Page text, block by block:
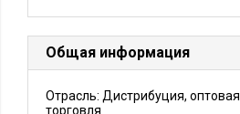
Общая информация
Отрасль: Дистрибуция, оптовая
торговля